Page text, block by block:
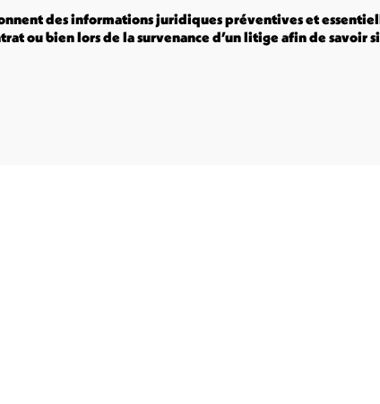
des informations juridiques préventives et
ou bien lors de la survenance d’un litige afin de savoir